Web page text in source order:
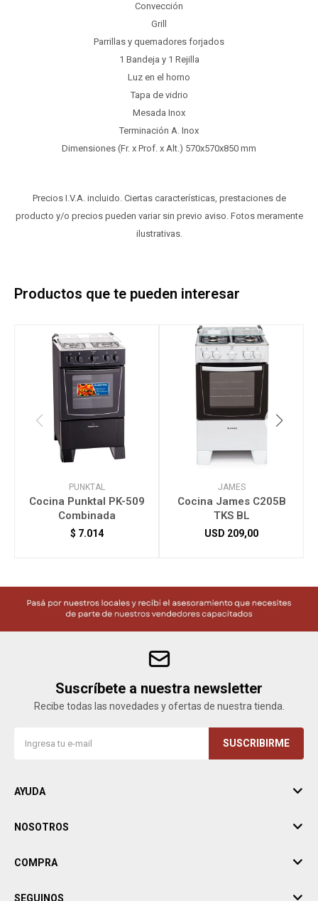
Convección
Grill
Parrillas y quemadores forjados
1 Bandeja y 1 Rejilla
Luz en el horno
Tapa de vidrio
Mesada Inox
Terminación A. Inox
Dimensiones (Fr. x Prof. x Alt.) 570x570x850 mm
Precios I.V.A. incluido. Ciertas características, prestaciones de
producto y/o precios pueden variar sin previo aviso. Fotos meramente
ilustrativas.
Productos que te pueden interesar
PUNKTAL
Cocina Punktal PK-509
Combinada
$ 7.014
JAMES
Cocina James C205B
TKS BL
USD 209,00
Suscríbete a nuestra newsletter
Recibe todas las novedades y ofertas de nuestra tienda.
SUSCRIBIRME
AYUDA
NOSOTROS
COMPRA
SEGUINOS